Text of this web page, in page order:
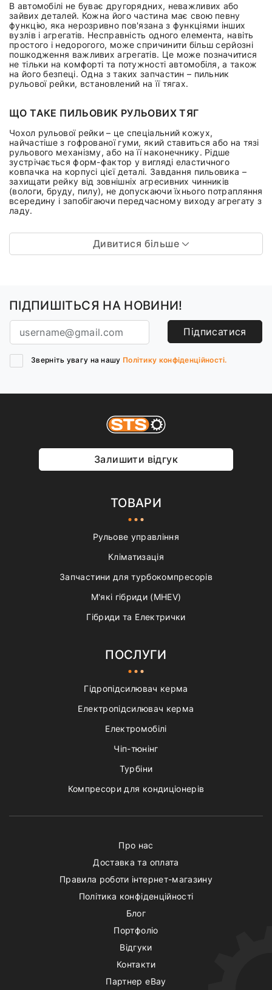
В автомобілі не буває другорядних, неважливих або
зайвих деталей. Кожна його частина має свою певну
функцію, яка нерозривно пов'язана з функціями інших
вузлів і агрегатів. Несправність одного елемента, навіть
простого і недорогого, може спричинити більш серйозні
пошкодження важливих агрегатів. Це може позначитися
не тільки на комфорті та потужності автомобіля, а також
на його безпеці. Одна з таких запчастин – пильник
рульової рейки, встановлений на її тягах.
ЩО ТАКЕ ПИЛЬОВИК РУЛЬОВИХ ТЯГ
Чохол рульової рейки – це спеціальний кожух,
найчастіше з гофрованої гуми, який ставиться або на тязі
рульового механізму, або на її наконечнику. Рідше
зустрічається форм-фактор у вигляді еластичного
ковпачка на корпусі цієї деталі. Завдання пильовика –
захищати рейку від зовнішніх агресивних чинників
(вологи, бруду, пилу), не допускаючи їхнього потрапляння
всередину і запобігаючи передчасному виходу агрегату з
ладу.
Дивитися більше
ПІДПИШІТЬСЯ НА НОВИНИ!
Підписатися
Зверніть увагу на нашу Політику конфіденційності.
Залишити відгук
ТОВАРИ
Рульове управління
Кліматизація
Запчастини для турбокомпресорів
М'які гібриди (MHEV)
Гібриди та Електрички
ПОСЛУГИ
Гідропідсилювач керма
Електропідсилювач керма
Електромобілі
Чіп-тюнінг
Турбіни
Компресори для кондиціонерів
Про нас
Доставка та оплата
Правила роботи інтернет-магазину
Політика конфіденційності
Блог
Портфоліо
Відгуки
Контакти
Партнер eBay